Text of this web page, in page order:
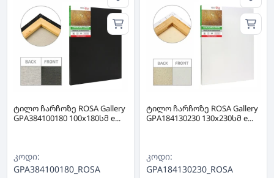
ტილო ჩარჩოზე ROSA Gallery
GPA384100180 100x180სმ e...
კოდი:
GPA384100180_ROSA
ტილო ჩარჩოზე ROSA Gallery
GPA184130230 130x230სმ e...
კოდი:
GPA184130230_ROSA